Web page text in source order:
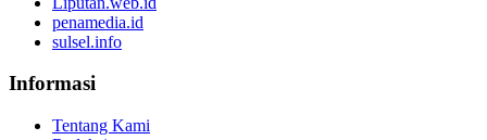
penamedia.id
sulsel.info
Informasi
Tentang Kami